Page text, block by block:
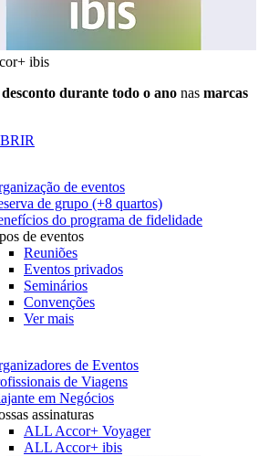
ibis
durante todo o ano nas marcas
de eventos
de grupo (+8 quartos)
do programa de fidelidade
de eventos
Reuniões
Eventos privados
Seminários
Convenções
Ver mais
de Eventos
de Viagens
em Negócios
assinaturas
ALL Accor+ Voyager
ALL Accor+ ibis